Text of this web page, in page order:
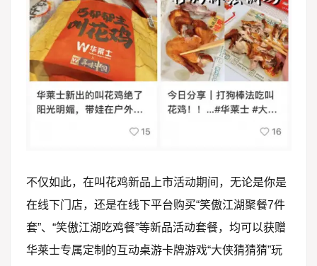
不仅如此，在叫花鸡新品上市活动期间，无论是你是
在线下门店，还是在线下平台购买“笑傲江湖聚餐7件
套”、“笑傲江湖吃鸡餐”等新品活动套餐，均可以获赠
华莱士专属定制的互动桌游卡牌游戏“大侠猜猜猜”玩